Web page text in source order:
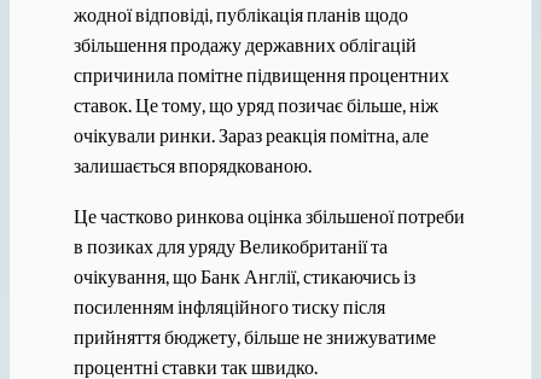
жодної відповіді, публікація планів щодо
збільшення продажу державних облігацій
спричинила помітне підвищення процентних
ставок. Це тому, що уряд позичає більше, ніж
очікували ринки. Зараз реакція помітна, але
залишається впорядкованою.
Це частково ринкова оцінка збільшеної потреби
в позиках для уряду Великобританії та
очікування, що Банк Англії, стикаючись із
посиленням інфляційного тиску після
прийняття бюджету, більше не знижуватиме
процентні ставки так швидко.